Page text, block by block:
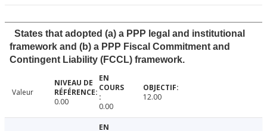
States that adopted (a) a PPP legal and institutional
framework and (b) a PPP Fiscal Commitment and
Contingent Liability (FCCL) framework.
Valeur
0.00
0.00
12.00